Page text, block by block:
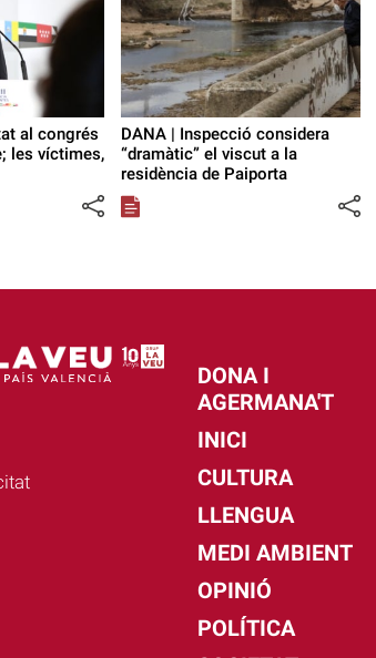
al congrés
les víctimes,
DANA | Inspecció considera
“dramàtic” el viscut a la
residència de Paiporta
DONA I
AGERMANA'T
INICI
CULTURA
LLENGUA
MEDI AMBIENT
OPINIÓ
POLÍTICA